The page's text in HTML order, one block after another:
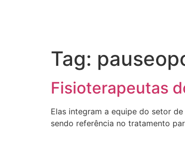
Tag:
Fisioterapeutas
Elas integram a equipe do setor
sendo referência no tratamento